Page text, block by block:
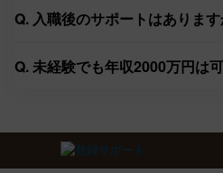
Q. 入職後のサポートはあります
Q. 未経験でも年収2000万円は